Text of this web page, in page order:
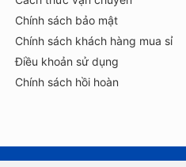
Chính sách bảo mật
Chính sách khách hàng mua sỉ
Điều khoản sử dụng
Chính sách hồi hoàn